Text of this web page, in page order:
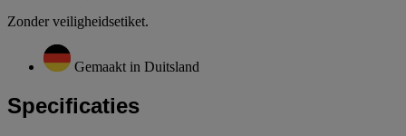
Zonder veiligheidsetiket.
Gemaakt in Duitsland
Specificaties